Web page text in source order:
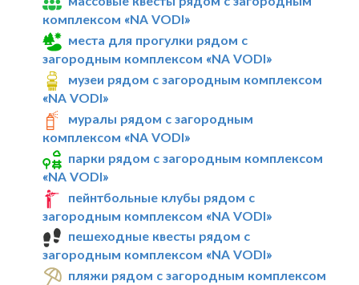
комплексом «NA VODI»
места для прогулки рядом с
загородным комплексом «NA VODI»
музеи рядом с загородным комплексом
«NA VODI»
муралы рядом с загородным
комплексом «NA VODI»
парки рядом с загородным комплексом
«NA VODI»
пейнтбольные клубы рядом с
загородным комплексом «NA VODI»
пешеходные квесты рядом с
загородным комплексом «NA VODI»
пляжи рядом с загородным комплексом